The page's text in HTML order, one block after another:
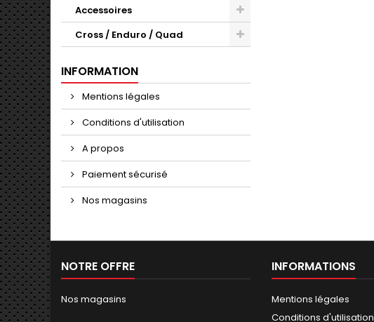
Accessoires
Cross / Enduro / Quad
INFORMATION
Mentions légales
Conditions d'utilisation
A propos
Paiement sécurisé
Nos magasins
NOTRE OFFRE
Nos magasins
INFORMATIONS
Mentions légales
Conditions d'utilisation